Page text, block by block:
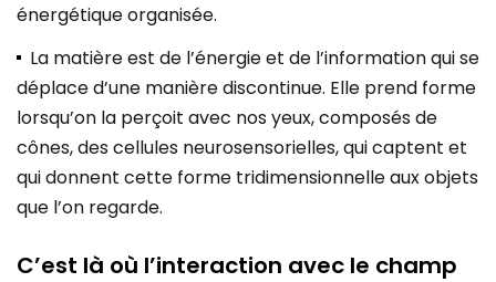
énergétique organisée.
La matière est de l’énergie et de l’information qui se
déplace d’une manière discontinue. Elle prend forme
lorsqu’on la perçoit avec nos yeux, composés de
cônes, des cellules neurosensorielles, qui captent et
qui donnent cette forme tridimensionnelle aux objets
que l’on regarde.
C’est là où l’interaction avec le champ